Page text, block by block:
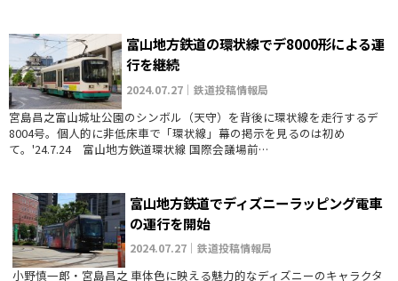
富山地方鉄道の環状線でデ8000形による運
行を継続
2024.07.27｜鉄道投稿情報局
宮島昌之富山城址公園のシンボル（天守）を背後に環状線を走行するデ
8004号。個人的に非低床車で「環状線」幕の掲示を見るのは初め
て。'24.7.24 富山地方鉄道環状線 国際会議場前…
富山地方鉄道でディズニーラッピング電車
の運行を開始
2024.07.27｜鉄道投稿情報局
小野慎一郎・宮島昌之 車体色に映える魅力的なディズニーのキャラクタ